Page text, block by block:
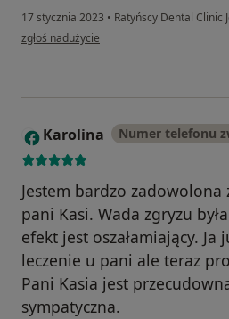
17 stycznia 2023 • Ratyńscy Dental Clinic
w opinii użytkownika JO
zgłoś nadużycie
K Karolina Numer telefonu
Jestem bardzo
pani Kasi. Wada zgryzu
efekt jest oszałamiający. Ja
leczenie u pani ale teraz
Pani Kasia jest
sympatyczna.